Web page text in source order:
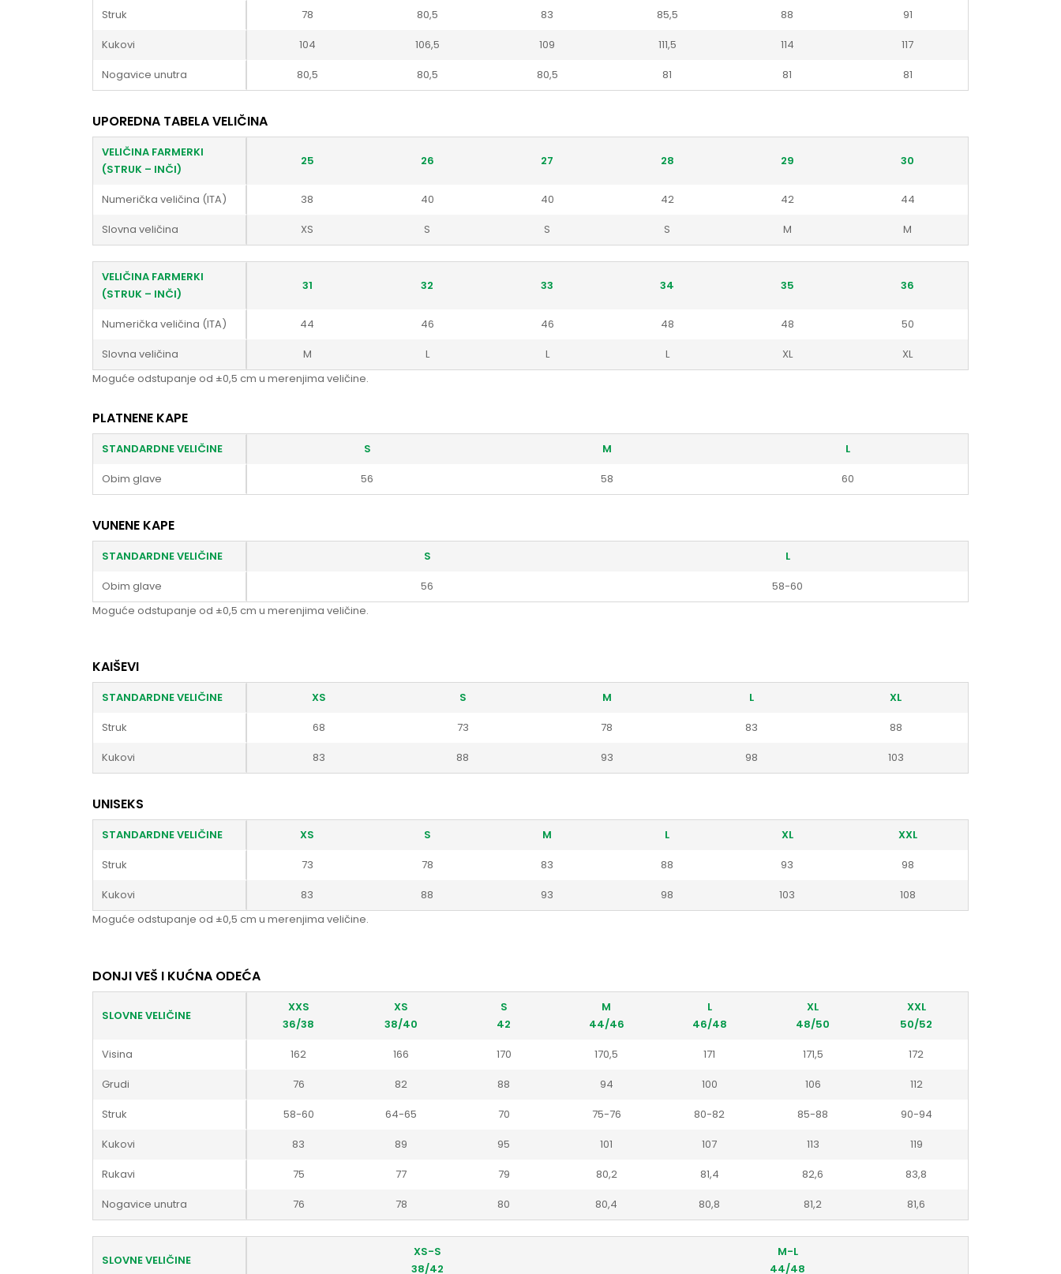
Struk
78 80,5 83 85,5 88
91
Kukovi
104 106,5 109 111,5 114
117
Nogavice unutra
80,5 80,5 80,5 81 81 81
UPOREDNA TABELA VELIČINA
VELIČINA FARMERKI
(STRUK – INČI)
25 26 27 28 29 30
Numerička veličina (ITA) 38 40 40 42 42
44
Slovna veličina
XS S S S M M
VELIČINA FARMERKI
(STRUK – INČI)
31 32 33 34 35 36
Numerička veličina (ITA) 44 46 46 48 48
50
Slovna veličina
M L L L XL
XL
Moguće odstupanje od ±0,5 cm u merenjima veličine.
PLATNENE KAPE
STANDARDNE VELIČINE S M
L
Obim glave
56 58 60
VUNENE KAPE
STANDARDNE VELIČINE S
L
Obim glave
56
58-60
Moguće odstupanje od ±0,5 cm u merenjima veličine.
KAIŠEVI
STANDARDNE VELIČINE XS S M L
XL
Struk
68 73 78 83
88
Kukovi
83 88 93 98 103
UNISEKS
STANDARDNE VELIČINE XS S M L XL
XXL
Struk
73 78 83 88 93
98
Kukovi
83 88 93 98 103
108
Moguće odstupanje od ±0,5 cm u merenjima veličine.
DONJI VEŠ I KUĆNA ODEĆA
SLOVNE VELIČINE
XXS
36/38
XS
38/40
S
42
M
44/46
L
46/48
XL
48/50
XXL
50/52
Visina
162 166 170 170,5 171 171,5
172
Grudi
76 82 88 94 100 106
112
Struk
58-60 64-65 70 75-76 80-82 85-88
90-94
Kukovi
83 89 95 101 107 113
119
Rukavi
75 77 79 80,2 81,4 82,6
83,8
Nogavice unutra
76 78 80 80,4 80,8 81,2 81,6
SLOVNE VELIČINE
XS-S
38/42
M-L
44/48